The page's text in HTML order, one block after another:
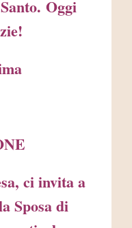
Oggi
ci invita a
Sposa di